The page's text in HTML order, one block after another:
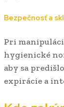
Bezpečnosť a
Pri
hygienické
aby sa
expirácie a